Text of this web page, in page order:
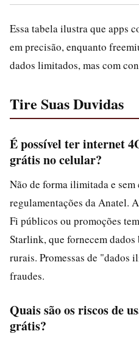
Essa tabela ilustra que apps
em precisão, enquanto
dados limitados, mas com
Tire Suas Duvidas
É possível ter internet
grátis no celular?
Não de forma ilimitada e
regulamentações da Anatel.
Fi públicos ou promoções
Starlink, que fornecem dados
rurais. Promessas de "dados
fraudes.
Quais são os riscos de
grátis?